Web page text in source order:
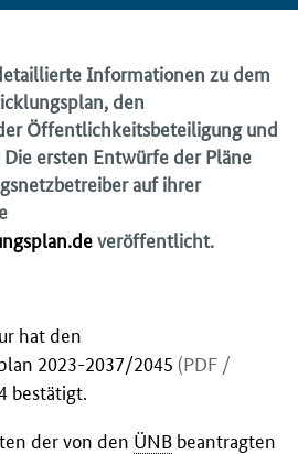
Informationen zu dem
den
Öffentlichkeitsbeteiligung und
ersten Entwürfe der Pläne
auf ihrer
veröffentlicht.
hat den
2023-2037/2045 (PDF /
bestätigt.
der von den ÜNB beantragten